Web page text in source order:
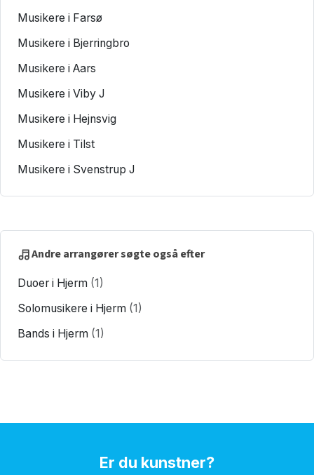
Musikere i Farsø
Musikere i Bjerringbro
Musikere i Aars
Musikere i Viby J
Musikere i Hejnsvig
Musikere i Tilst
Musikere i Svenstrup J
Andre arrangører søgte også efter
Duoer i Hjerm (1)
Solomusikere i Hjerm (1)
Bands i Hjerm (1)
Er du kunstner?